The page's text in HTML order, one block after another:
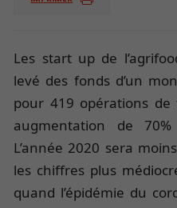
Les start up de
levé des fonds d’un
pour 419 opérations
augmentation de
L’année 2020 sera
les chiffres plus
quand l’épidémie du